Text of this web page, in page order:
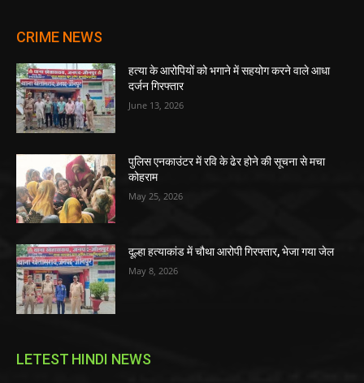
CRIME NEWS
हत्या के आरोपियों को भगाने में सहयोग करने वाले आधा
दर्जन गिरफ्तार
June 13, 2026
पुलिस एनकाउंटर में रवि के ढेर होने की सूचना से मचा
कोहराम
May 25, 2026
दूल्हा हत्याकांड में चौथा आरोपी गिरफ्तार, भेजा गया जेल
May 8, 2026
LETEST HINDI NEWS